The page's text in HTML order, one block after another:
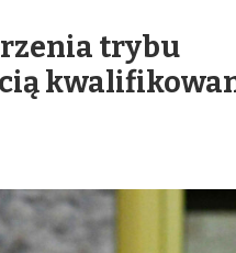
trybu